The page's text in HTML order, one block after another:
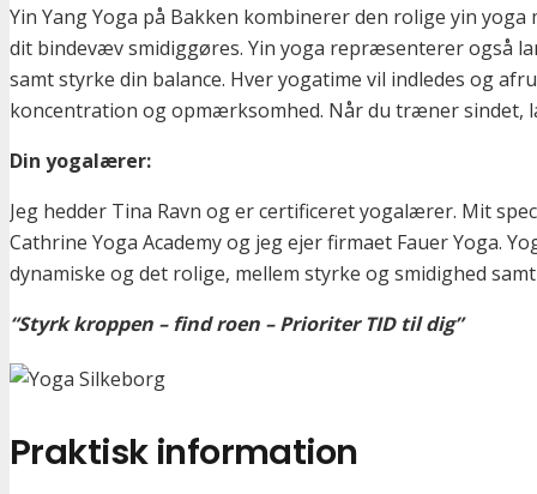
Yin Yang Yoga på Bakken kombinerer den rolige yin
dit bindevæv smidiggøres. Yin yoga repræsenterer også
samt styrke din balance. Hver yogatime vil indledes og
koncentration og opmærksomhed. Når du træner sindet,
Din yogalærer:
Jeg hedder Tina Ravn og er certificeret yogalærer. Mit
Cathrine Yoga Academy og jeg ejer firmaet Fauer Yoga.
dynamiske og det rolige, mellem styrke og smidighed
“Styrk kroppen – find roen – Prioriter TID til dig”
Praktisk information